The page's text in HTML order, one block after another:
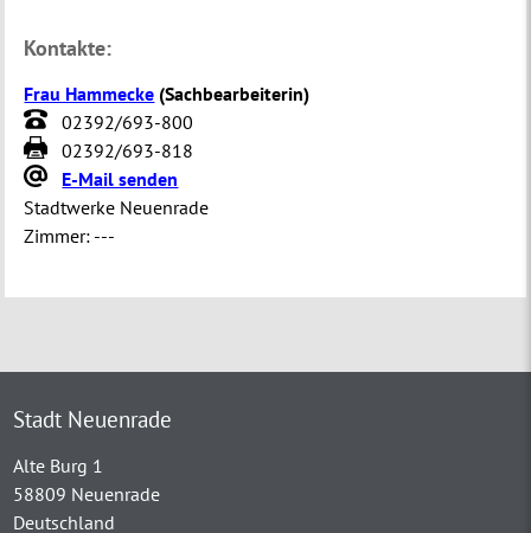
Kontakte:
Frau Hammecke (Sachbearbeiterin)
02392/693-800
02392/693-818
E-Mail senden
Stadtwerke Neuenrade
Zimmer: ---
Stadt Neuenrade
Alte Burg 1
58809 Neuenrade
Deutschland